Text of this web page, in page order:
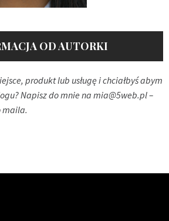
OD AUTORKI
produkt lub usługę i chciałbyś abym
Napisz do mnie na mia@5web.pl–
maila.